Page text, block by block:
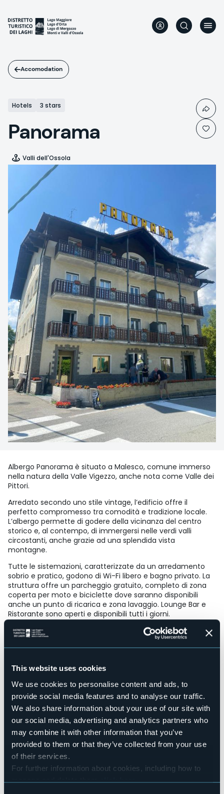
This website uses cookies
We use cookies to personalise content and ads, to
provide social media features and to analyse our traffic.
We also share information about your use of our site with
our social media, advertising and analytics partners who
may combine it with other information that you’ve
provided to them or that they’ve collected from your use
of their services.
For further information about cookies, including how to
manage and delete themclick here.
main
content
Accomodation
Hotels 3 stars
Panorama
Valli dell'Ossola
Albergo Panorama è situato a Malesco, comune immerso
nella natura della Valle Vigezzo, anche nota come Valle dei
Pittori.
Arredato secondo uno stile vintage, l’edificio offre il
perfetto compromesso tra comodità e tradizione locale.
L’albergo permette di godere della vicinanza del centro
storico e, al contempo, di immergersi nelle verdi valli
circostanti, anche grazie ad una splendida vista
montagne.
Tutte le sistemazioni, caratterizzate da un arredamento
sobrio e pratico, godono di Wi-Fi libero e bagno privato. La
struttura offre un parcheggio gratuito, completo di zona
coperta per moto e biciclette dove saranno disponibili
anche un punto di ricarica e zona lavaggio. Lounge Bar e
Ristorante sono aperti e disponibili tutti i giorni.
A soli cento metri dalla stazione, è semplicissimo usufruire
della Ferrovia Vigezzina Centovalli per raggiungere i luoghi
più distintivi della Val Vigezzo. Il borgo storico-artistico di
presenza di architetture religiose, aree protette e siti
L’invidiabile posizione sulla Via per Re, sistema Albergo
Panorama su uno snodo fondamentale per raggiungere
Domodossola, Cannero, Cannobio, il Parco Nazionale Val
Grande ed il confine con la Svizzera.
Tra i servizi e le attrazioni nelle aree limitrofe si contano
un’ovovia, la piana di Vigezzo, Santa Maria Maggiore ed il
celebre Santuario della Madonna di Re.
No
Wellness